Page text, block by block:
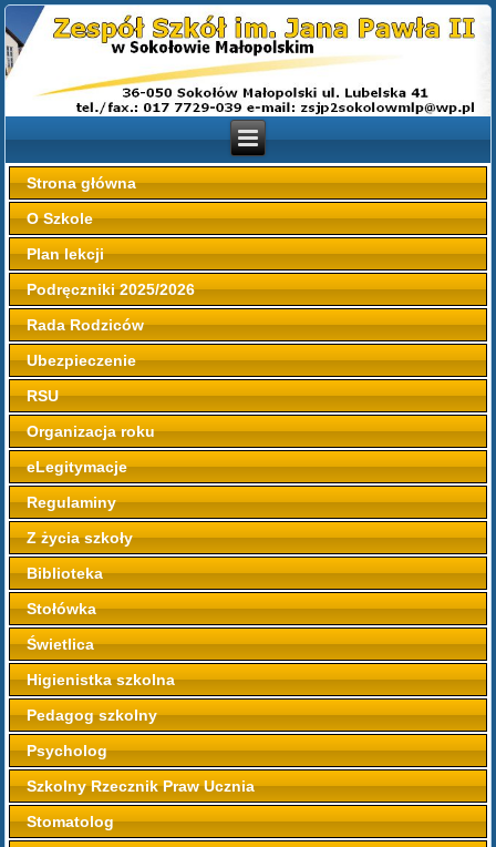
Strona główna
O Szkole
Plan lekcji
Podręczniki 2025/2026
Rada Rodziców
Ubezpieczenie
RSU
Organizacja roku
eLegitymacje
Regulaminy
Z życia szkoły
Biblioteka
Stołówka
Świetlica
Higienistka szkolna
Pedagog szkolny
Psycholog
Szkolny Rzecznik Praw Ucznia
Stomatolog